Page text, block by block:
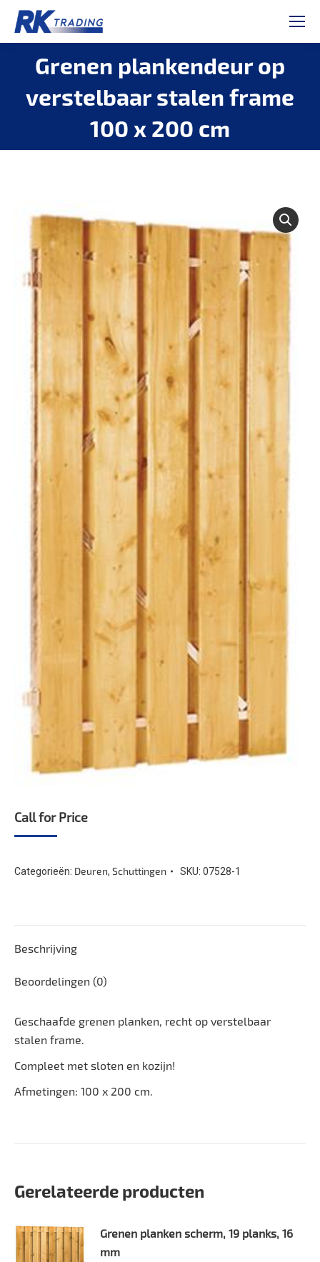
Grenen plankendeur op
verstelbaar stalen frame
100 x 200 cm
Je bent hier:
Call for Price
Categorieën: Deuren, Schuttingen SKU: 07528-1
Beschrijving
Beoordelingen (0)
Geschaafde grenen planken, recht op verstelbaar
stalen frame.
Compleet met sloten en kozijn!
Afmetingen: 100 x 200 cm.
Gerelateerde producten
Grenen planken scherm, 19 planks, 16
mm